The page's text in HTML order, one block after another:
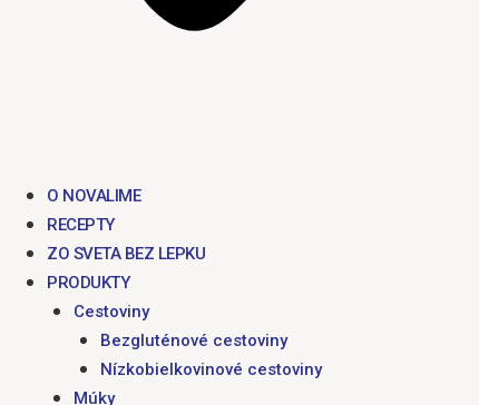
O NOVALIME
RECEPTY
ZO SVETA BEZ LEPKU
PRODUKTY
Cestoviny
Bezgluténové cestoviny
Nízkobielkovinové cestoviny
Múky